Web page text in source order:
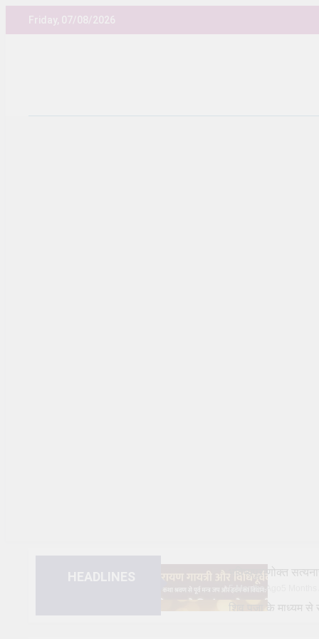
content
Friday, 07/08/2026
भविष्यपुराणोक्त
5 Months Ago
शिव पूजा के